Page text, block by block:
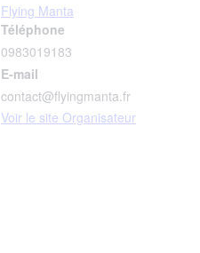
Flying Manta
Téléphone
0983019183
E-mail
contact@flyingmanta.fr
Voir le site Organisateur